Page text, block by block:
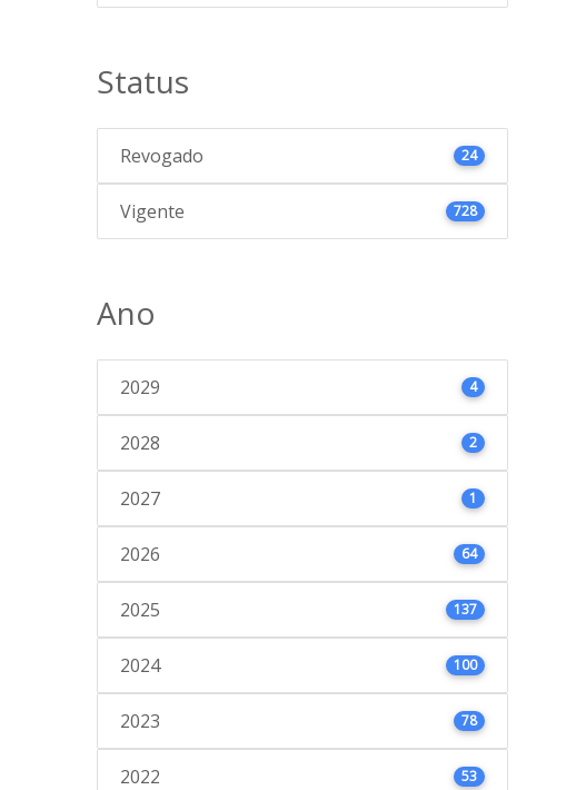
Status
Revogado 24
Vigente 728
Ano
2029 4
2028 2
2027 1
2026 64
2025 137
2024 100
2023 78
2022 53